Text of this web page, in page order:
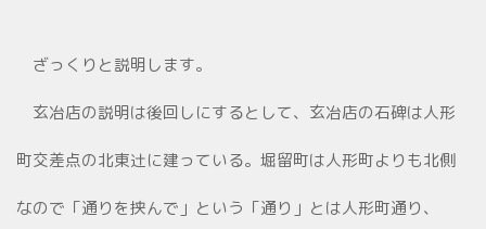
ざっくりと説明します。
玄冶店の説明は後回しにするとして、玄冶店の石碑は人形
町交差点の北東辻に建っている。堀留町は人形町よりも北側
なので「通りを挟んで」という「通り」とは人形町通り、